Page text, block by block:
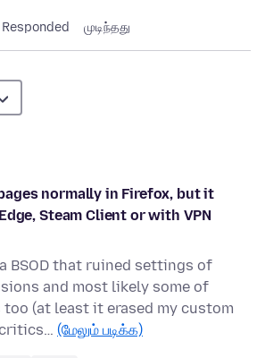
Responded முடிந்தது
normally in Firefox, but it
Steam Client or with VPN
BSOD that ruined settings of
and most likely some of
(at least it erased my custom
(மேலும் படிக்க)